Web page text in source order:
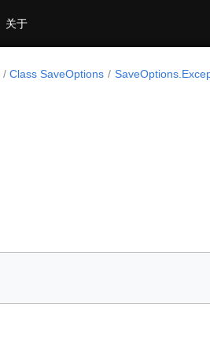
关于
Class SaveOptions